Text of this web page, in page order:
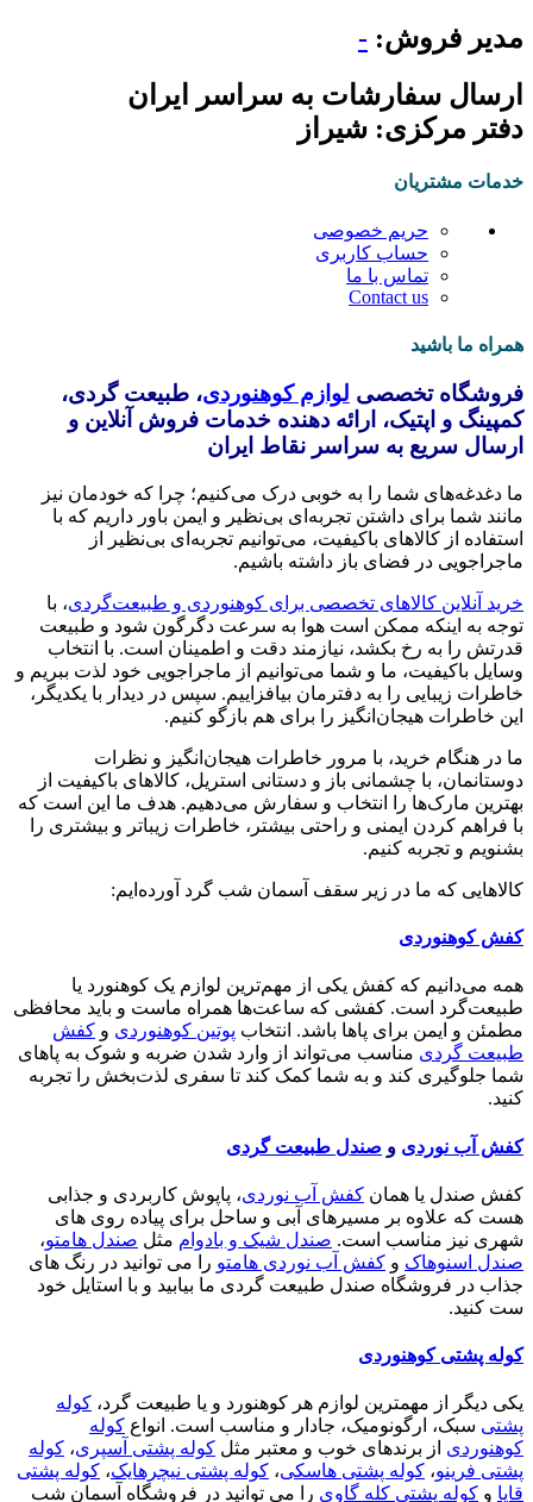
مدیر فروش: -
ارسال سفارشات به سراسر ایران
دفتر مرکزی: شیراز
خدمات مشتریان
حریم خصوصی
حساب کاربری
تماس با ما
Contact us
همراه ما باشید
فروشگاه تخصصی لوازم کوهنوردی، طبیعت گردی،
کمپینگ و اپتیک، ارائه دهنده خدمات فروش آنلاین و
ارسال سریع به سراسر نقاط ایران
ما دغدغه‌های شما را به خوبی درک می‌کنیم؛ چرا که خودمان نیز
مانند شما برای داشتن تجربه‌ای بی‌نظیر و ایمن باور داریم که با
استفاده از کالاهای باکیفیت، می‌توانیم تجربه‌ای بی‌نظیر از
ماجراجویی در فضای باز داشته باشیم.
خرید آنلاین کالاهای تخصصی برای کوهنوردی و طبیعت‌گردی، با
توجه به اینکه ممکن است هوا به سرعت دگرگون شود و طبیعت
قدرتش را به رخ بکشد، نیازمند دقت و اطمینان است. با انتخاب
وسایل باکیفیت، ما و شما می‌توانیم از ماجراجویی خود لذت ببریم و
خاطرات زیبایی را به دفترمان بیافزاییم. سپس در دیدار با یکدیگر،
این خاطرات هیجان‌انگیز را برای هم بازگو کنیم.
ما در هنگام خرید، با مرور خاطرات هیجان‌انگیز و نظرات
دوستانمان، با چشمانی باز و دستانی استریل، کالاهای باکیفیت از
بهترین مارک‌ها را انتخاب و سفارش می‌دهیم. هدف ما این است که
با فراهم کردن ایمنی و راحتی بیشتر، خاطرات زیباتر و بیشتری را
بشنویم و تجربه کنیم.
کالاهایی که ما در زیر سقف آسمان شب گرد آورده‌ایم:
کفش کوهنوردی
همه می‌دانیم که کفش یکی از مهم‌ترین لوازم یک کوهنورد یا
طبیعت‌گرد است. کفشی که ساعت‌ها همراه ماست و باید محافظی
مطمئن و ایمن برای پاها باشد. انتخاب پوتین کوهنوردی و کفش
طبیعت گردی مناسب می‌تواند از وارد شدن ضربه و شوک به پاهای
شما جلوگیری کند و به شما کمک کند تا سفری لذت‌بخش را تجربه
کنید.
کفش آب نوردی و صندل طبیعت گردی
کفش صندل یا همان کفش آب نوردی، پاپوش کاربردی و جذابی
هست که علاوه بر مسیرهای آبی و ساحل برای پیاده روی های
شهری نیز مناسب است. صندل شیک و بادوام مثل صندل هامتو،
صندل اسنوهاک و کفش آب نوردی هامتو را می توانید در رنگ های
جذاب در فروشگاه صندل طبیعت گردی ما بیابید و با استایل خود
ست کنید.
کوله پشتی کوهنوردی
یکی دیگر از مهمترین لوازم هر کوهنورد و یا طبیعت گرد، کوله
پشتی سبک، ارگونومیک، جادار و مناسب است. انواع کوله
کوهنوردی از برندهای خوب و معتبر مثل کوله پشتی آسپری، کوله
پشتی فرینو، کوله پشتی هاسکی، کوله پشتی نیچرهایک، کوله پشتی
قایا و کوله پشتی کله گاوی را می توانید در فروشگاه آسمان شب